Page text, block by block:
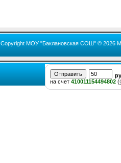
Copyright МОУ "Баклановская СОШ" © 2026
на счет 410011154494802 (